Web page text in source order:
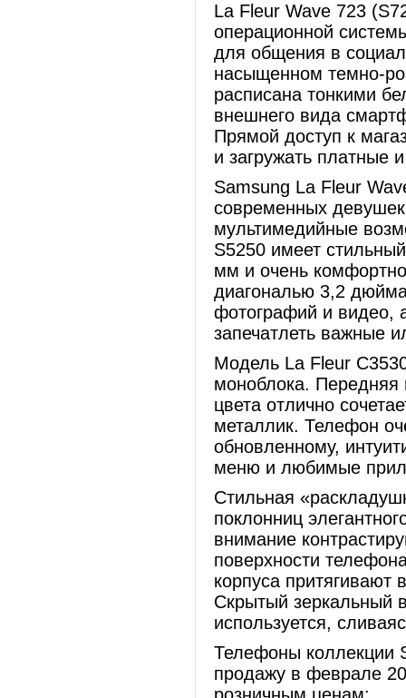
La Fleur Wave 723
операционной
для общения в
насыщенном темно-
расписана тонкими
внешнего вида
Прямой доступ к
и загружать платные
Samsung La Fleur
современных
мультимедийные
S5250 имеет
мм и очень
диагональю 3,2 дюйма
фотографий и видео,
запечатлеть важные
Модель La Fleur
моноблока. Передняя
цвета отлично
металлик. Телефон
обновленному,
меню и любимые
Стильная
поклонниц
внимание
поверхности
корпуса
Скрытый зеркальный
используется,
Телефоны коллекции
продажу в феврале